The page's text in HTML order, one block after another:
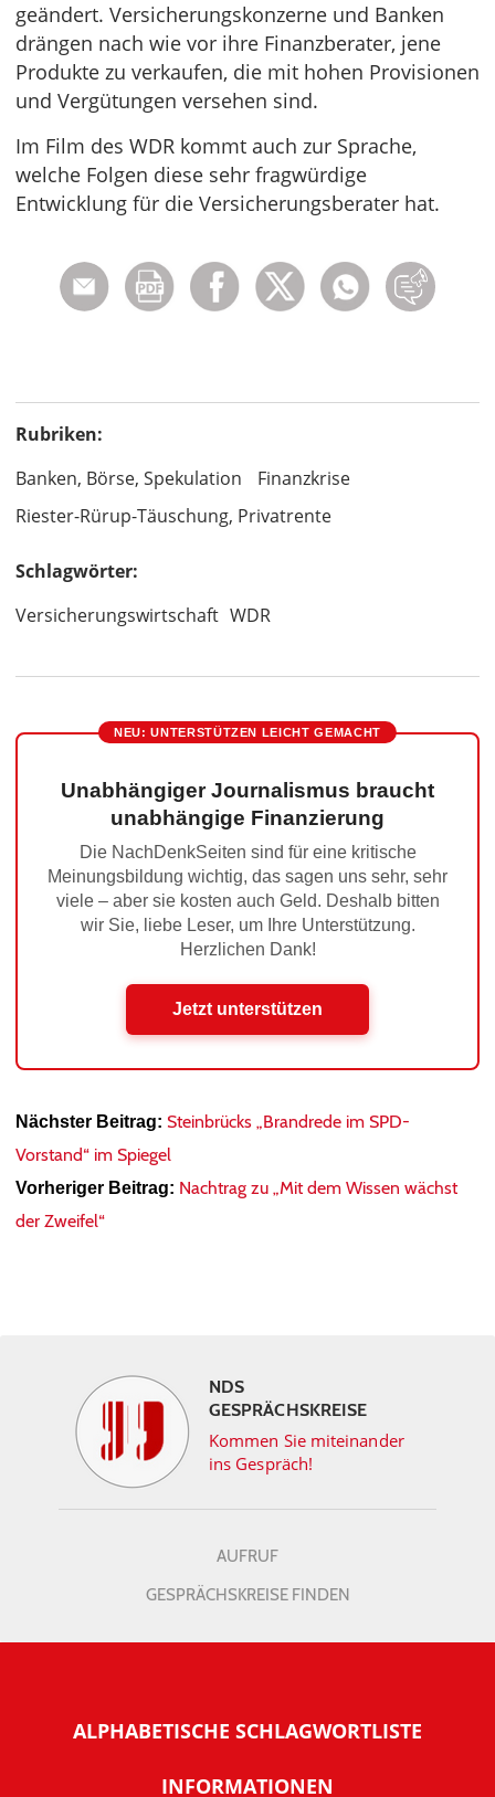
geändert. Versicherungskonzerne und Banken
drängen nach wie vor ihre Finanzberater, jene
Produkte zu verkaufen, die mit hohen Provisionen
und Vergütungen versehen sind.
Im Film des WDR kommt auch zur Sprache,
welche Folgen diese sehr fragwürdige
Entwicklung für die Versicherungsberater hat.
Rubriken:
Banken, Börse, Spekulation
Finanzkrise
Riester-Rürup-Täuschung, Privatrente
Schlagwörter:
Versicherungswirtschaft WDR
NEU: UNTERSTÜTZEN LEICHT GEMACHT
Unabhängiger Journalismus braucht
unabhängige Finanzierung
Die NachDenkSeiten sind für eine kritische
Meinungsbildung wichtig, das sagen uns sehr, sehr
viele – aber sie kosten auch Geld. Deshalb bitten
wir Sie, liebe Leser, um Ihre Unterstützung.
Herzlichen Dank!
Jetzt unterstützen
Nächster Beitrag: Steinbrücks „Brandrede im SPD-
Vorstand“ im Spiegel
Vorheriger Beitrag: Nachtrag zu „Mit dem Wissen wächst
der Zweifel“
NDS
GESPRÄCHSKREISE
Kommen Sie miteinander
ins Gespräch!
AUFRUF
GESPRÄCHSKREISE FINDEN
ALPHABETISCHE SCHLAGWORTLISTE
INFORMATIONEN